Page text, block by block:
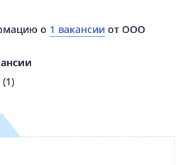
о 1 вакансии от ООО
(1)